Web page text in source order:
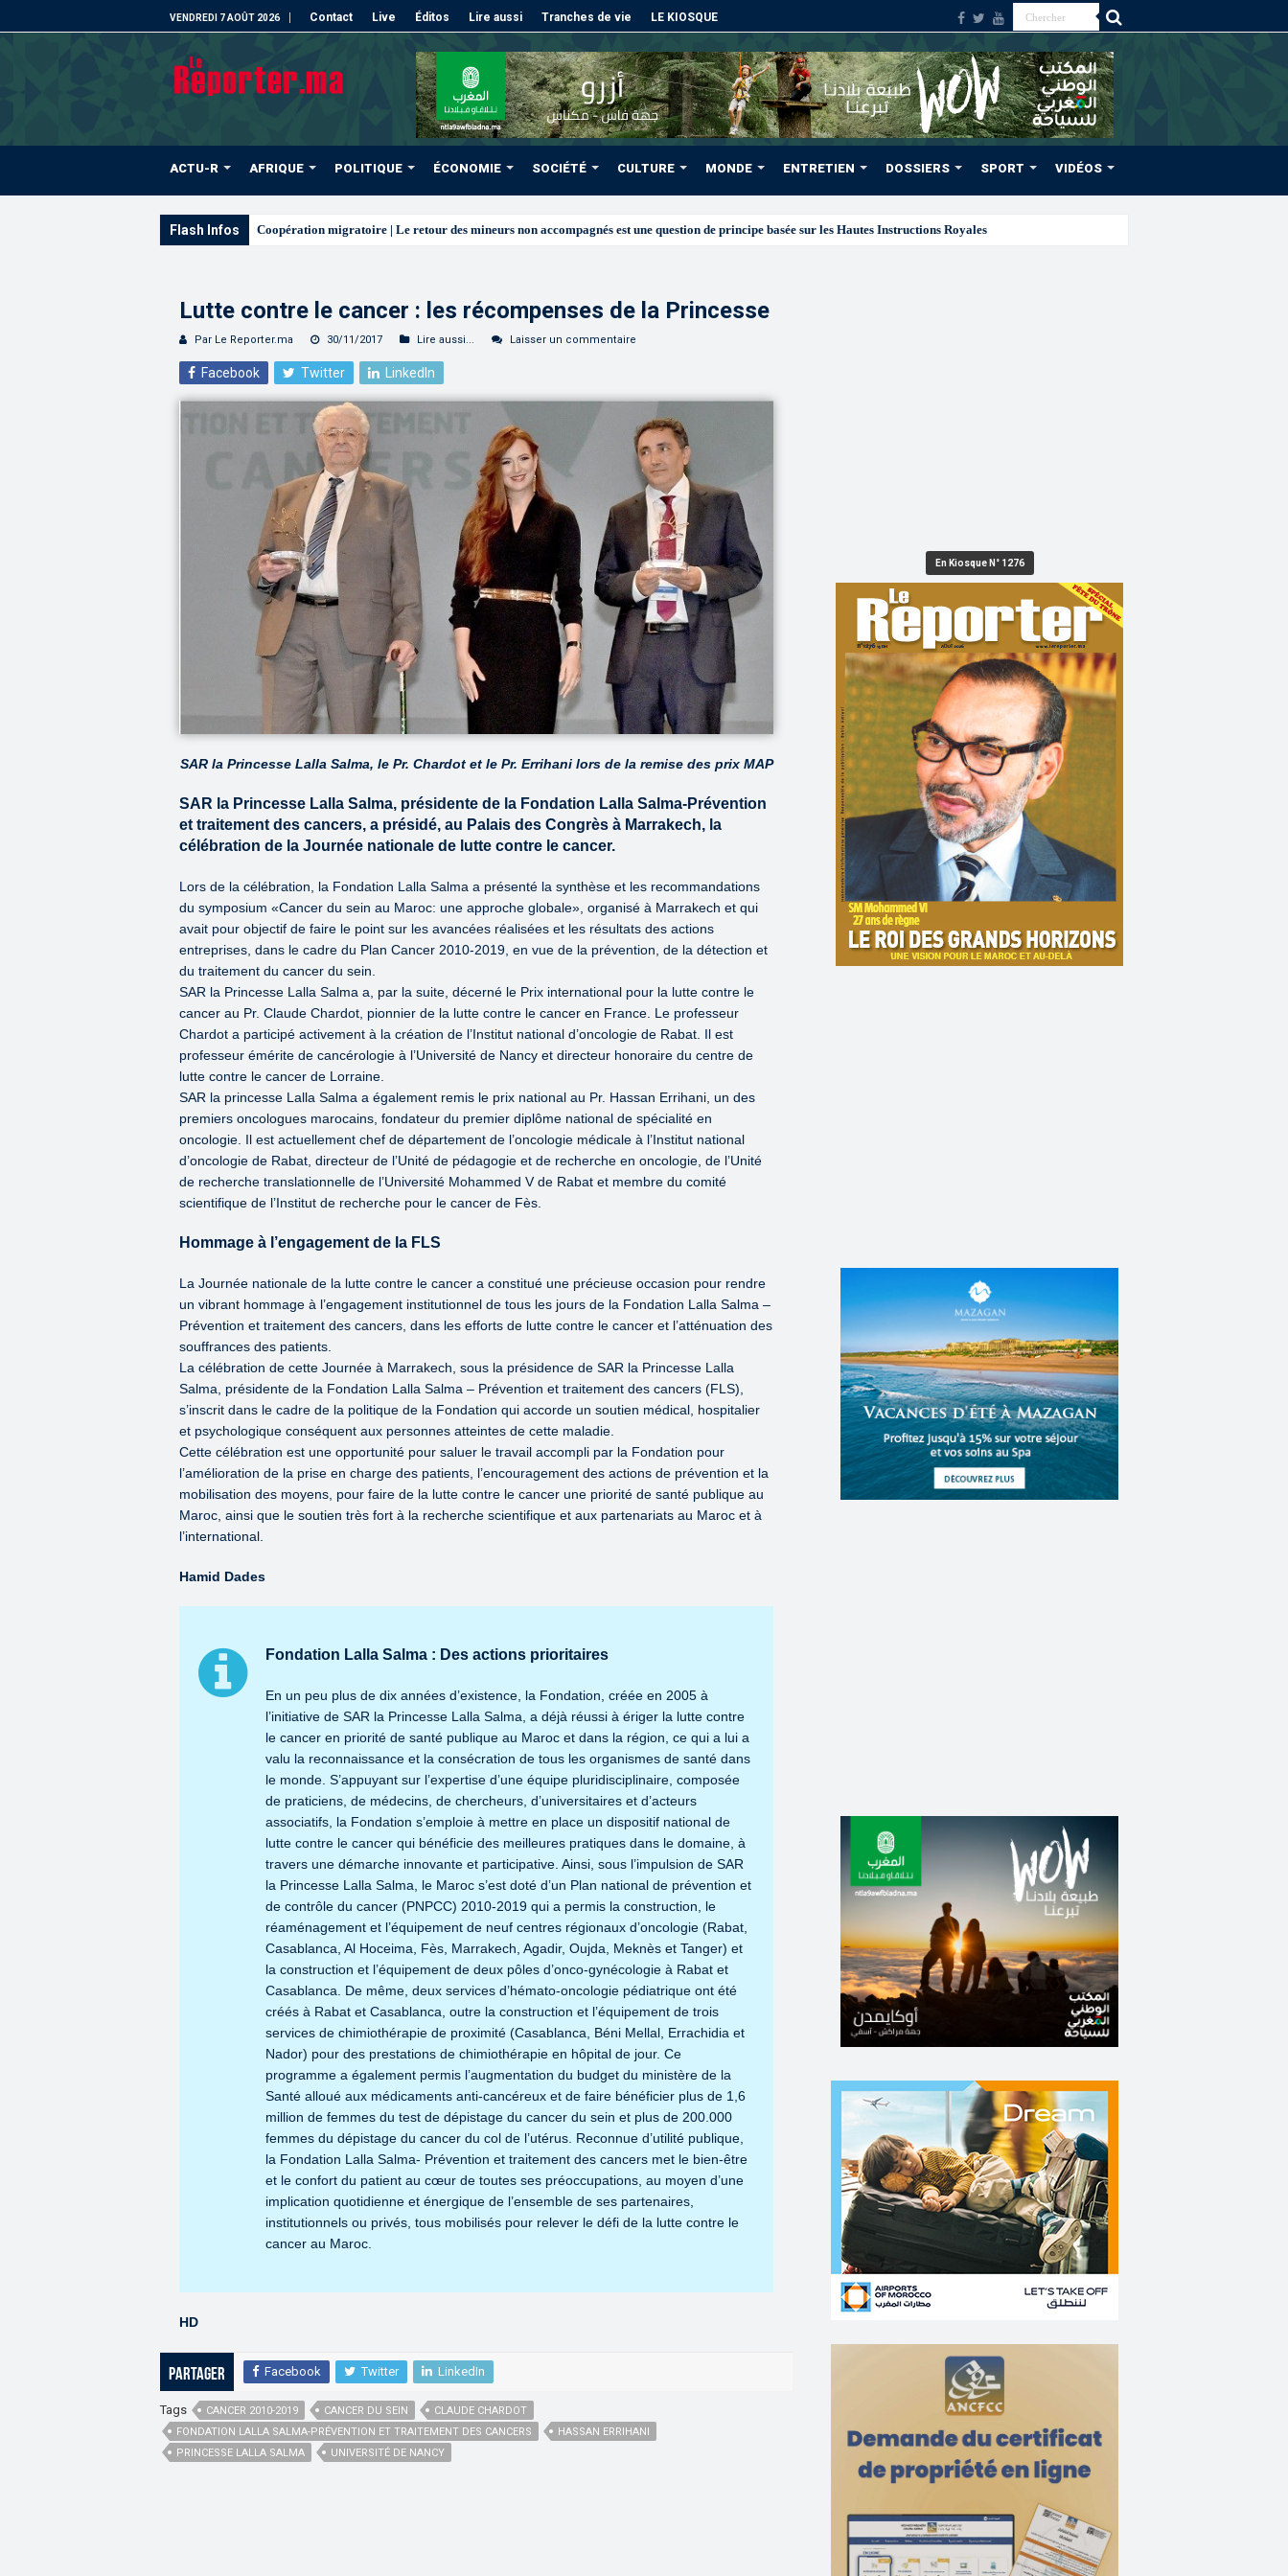
VENDREDI 7 AOÛT 2026 Contact Live Éditos Lire aussi Tranches de vie LE KIOSQUE
ACTU-R AFRIQUE POLITIQUE ÉCONOMIE SOCIÉTÉ CULTURE MONDE ENTRETIEN DOSSIERS SPORT VIDÉOS
Flash Infos L’ONMT renforce l’attrac
Lutte contre le cancer : les récompenses de la Princesse
Par Le Reporter.ma 30/11/2017 Lire aussi... Laisser un commentaire
Facebook Twitter LinkedIn
SAR la Princesse Lalla Salma, le Pr. Chardot et le Pr. Errihani lors de la remise des prix MAP
SAR la Princesse Lalla Salma, présidente de la Fondation Lalla Salma-Prévention
et traitement des cancers, a présidé, au Palais des Congrès à Marrakech, la
célébration de la Journée nationale de lutte contre le cancer.
Lors de la célébration, la Fondation Lalla Salma a présenté la synthèse et les recommandations
du symposium «Cancer du sein au Maroc: une approche globale», organisé à Marrakech et qui
avait pour objectif de faire le point sur les avancées réalisées et les résultats des actions
entreprises, dans le cadre du Plan Cancer 2010-2019, en vue de la prévention, de la détection et
du traitement du cancer du sein.
SAR la Princesse Lalla Salma a, par la suite, décerné le Prix international pour la lutte contre le
cancer au Pr. Claude Chardot, pionnier de la lutte contre le cancer en France. Le professeur
Chardot a participé activement à la création de l’Institut national d’oncologie de Rabat. Il est
professeur émérite de cancérologie à l’Université de Nancy et directeur honoraire du centre de
lutte contre le cancer de Lorraine.
SAR la princesse Lalla Salma a également remis le prix national au Pr. Hassan Errihani, un des
premiers oncologues marocains, fondateur du premier diplôme national de spécialité en
oncologie. Il est actuellement chef de département de l’oncologie médicale à l’Institut national
d’oncologie de Rabat, directeur de l’Unité de pédagogie et de recherche en oncologie, de l’Unité
de recherche translationnelle de l’Université Mohammed V de Rabat et membre du comité
scientifique de l’Institut de recherche pour le cancer de Fès.
Hommage à l’engagement de la FLS
La Journée nationale de la lutte contre le cancer a constitué une précieuse occasion pour rendre
un vibrant hommage à l’engagement institutionnel de tous les jours de la Fondation Lalla Salma –
Prévention et traitement des cancers, dans les efforts de lutte contre le cancer et l’atténuation des
souffrances des patients.
La célébration de cette Journée à Marrakech, sous la présidence de SAR la Princesse Lalla
Salma, présidente de la Fondation Lalla Salma – Prévention et traitement des cancers (FLS),
s’inscrit dans le cadre de la politique de la Fondation qui accorde un soutien médical, hospitalier
et psychologique conséquent aux personnes atteintes de cette maladie.
Cette célébration est une opportunité pour saluer le travail accompli par la Fondation pour
l’amélioration de la prise en charge des patients, l’encouragement des actions de prévention et la
mobilisation des moyens, pour faire de la lutte contre le cancer une priorité de santé publique au
Maroc, ainsi que le soutien très fort à la recherche scientifique et aux partenariats au Maroc et à
l’international.
Hamid Dades
Fondation Lalla Salma : Des actions prioritaires
En un peu plus de dix années d’existence, la Fondation, créée en 2005 à
l’initiative de SAR la Princesse Lalla Salma, a déjà réussi à ériger la lutte contre
le cancer en priorité de santé publique au Maroc et dans la région, ce qui a lui a
valu la reconnaissance et la consécration de tous les organismes de santé dans
le monde. S’appuyant sur l’expertise d’une équipe pluridisciplinaire, composée
de praticiens, de médecins, de chercheurs, d’universitaires et d’acteurs
associatifs, la Fondation s’emploie à mettre en place un dispositif national de
lutte contre le cancer qui bénéficie des meilleures pratiques dans le domaine, à
travers une démarche innovante et participative. Ainsi, sous l’impulsion de SAR
la Princesse Lalla Salma, le Maroc s’est doté d’un Plan national de prévention et
de contrôle du cancer (PNPCC) 2010-2019 qui a permis la construction, le
réaménagement et l’équipement de neuf centres régionaux d’oncologie (Rabat,
Casablanca, Al Hoceima, Fès, Marrakech, Agadir, Oujda, Meknès et Tanger) et
la construction et l’équipement de deux pôles d’onco-gynécologie à Rabat et
Casablanca. De même, deux services d’hémato-oncologie pédiatrique ont été
créés à Rabat et Casablanca, outre la construction et l’équipement de trois
services de chimiothérapie de proximité (Casablanca, Béni Mellal, Errachidia et
Nador) pour des prestations de chimiothérapie en hôpital de jour. Ce
programme a également permis l’augmentation du budget du ministère de la
Santé alloué aux médicaments anti-cancéreux et de faire bénéficier plus de 1,6
million de femmes du test de dépistage du cancer du sein et plus de 200.000
femmes du dépistage du cancer du col de l’utérus. Reconnue d’utilité publique,
la Fondation Lalla Salma- Prévention et traitement des cancers met le bien-être
et le confort du patient au cœur de toutes ses préoccupations, au moyen d’une
implication quotidienne et énergique de l’ensemble de ses partenaires,
institutionnels ou privés, tous mobilisés pour relever le défi de la lutte contre le
cancer au Maroc.
HD
Partager Facebook Twitter LinkedIn
Tags CANCER 2010-2019 CANCER DU SEIN
CLAUDE CHARDOT
FONDATION LALLA SALMA-PRÉVENTION ET TRAITEMENT DES CANCERS
HASSAN ERRIHANI
PRINCESSE LALLA SALMA
UNIVERSITÉ DE NANCY
En Kiosque N° 1276